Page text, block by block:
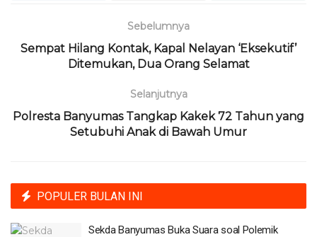
Sebelumnya
Sempat Hilang Kontak, Kapal Nelayan ‘Eksekutif’
Ditemukan, Dua Orang Selamat
Selanjutnya
Polresta Banyumas Tangkap Kakek 72 Tahun yang
Setubuhi Anak di Bawah Umur
POPULER BULAN INI
Sekda Banyumas Buka Suara soal Polemik